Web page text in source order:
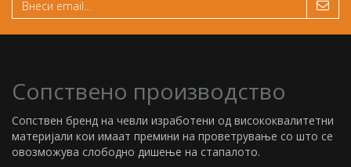
Сопствено производство
Сопствен бренд на чевли изработени од висококвалитетни
материјали кои имаат премини на проветрување со што се
овозможува слободно дишење на стапалото.